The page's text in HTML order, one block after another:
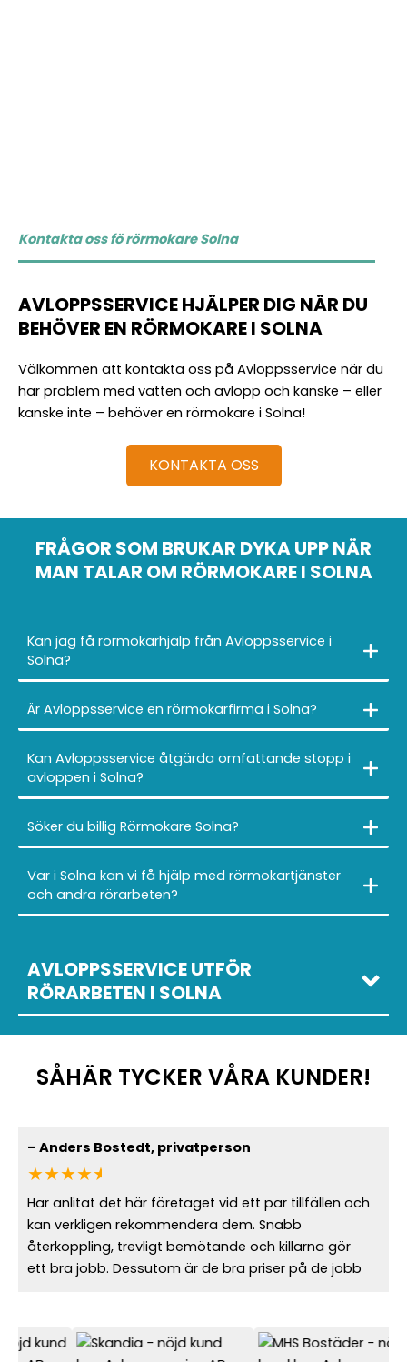
Kontakta oss fö rörmokare Solna
AVLOPPSSERVICE HJÄLPER DIG NÄR DU
BEHÖVER EN RÖRMOKARE I SOLNA
Välkommen att kontakta oss på Avloppsservice när du
har problem med vatten och avlopp och kanske – eller
kanske inte – behöver en rörmokare i Solna!
KONTAKTA OSS
FRÅGOR SOM BRUKAR DYKA UPP NÄR
MAN TALAR OM RÖRMOKARE I SOLNA
Kan jag få rörmokarhjälp från Avloppsservice i
Solna?
Är Avloppsservice en rörmokarfirma i Solna?
Kan Avloppsservice åtgärda omfattande stopp i
avloppen i Solna?
Söker du billig Rörmokare Solna?
Var i Solna kan vi få hjälp med rörmokartjänster
och andra rörarbeten?
AVLOPPSSERVICE UTFÖR
RÖRARBETEN I SOLNA
Solna, axplock
Solna kommun,
axplock
Skytteholm
Kungshamra
Sollentuna
SÅHÄR TYCKER VÅRA KUNDER!
– Anders Bostedt, privatperson
★★★★★
Har anlitat det här företaget vid ett par tillfällen och
kan verkligen rekommendera dem. Snabb
återkoppling, trevligt bemötande och killarna gör
ett bra jobb. Dessutom är de bra priser på de jobb
Johanna Gustafsson , Expandia
★★★★★